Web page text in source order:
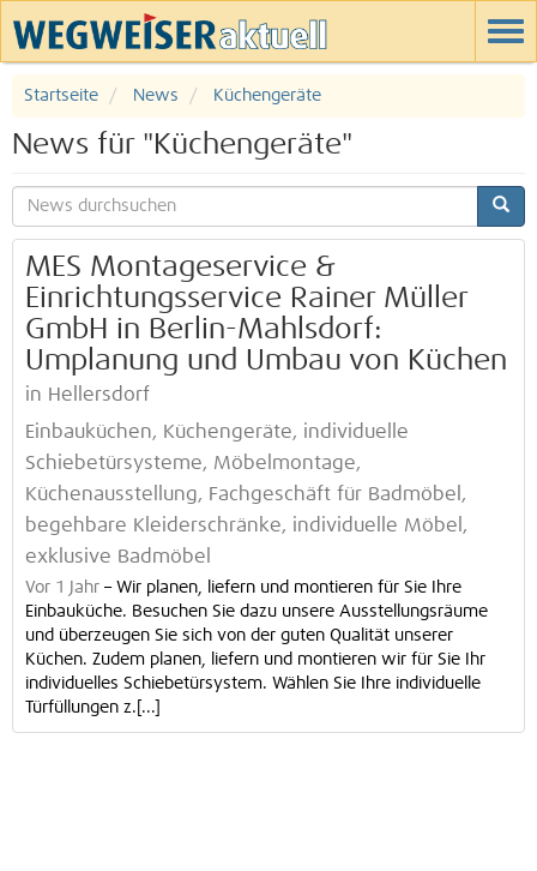
Startseite News Küchengeräte
News für "Küchengeräte"
MES Montageservice &
Einrichtungsservice Rainer Müller
GmbH in Berlin-Mahlsdorf:
Umplanung und Umbau von Küchen
in Hellersdorf
Einbauküchen, Küchengeräte, individuelle
Schiebetürsysteme, Möbelmontage,
Küchenausstellung, Fachgeschäft für Badmöbel,
begehbare Kleiderschränke, individuelle Möbel,
exklusive Badmöbel
Vor 1 Jahr – Wir planen, liefern und montieren für Sie Ihre
Einbauküche. Besuchen Sie dazu unsere Ausstellungsräume
und überzeugen Sie sich von der guten Qualität unserer
Küchen. Zudem planen, liefern und montieren wir für Sie Ihr
individuelles Schiebetürsystem. Wählen Sie Ihre individuelle
Türfüllungen z.[...]